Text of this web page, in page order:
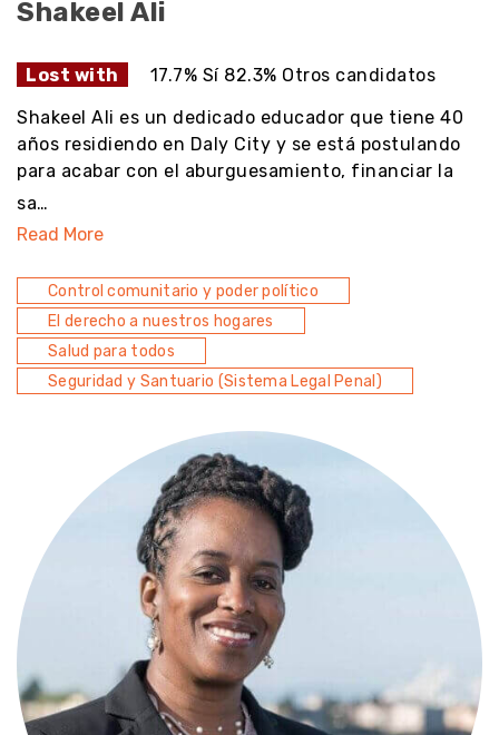
Shakeel Ali
Lost with 17.7% Sí 82.3% Otros candidatos
Shakeel Ali es un dedicado educador que tiene 40
años residiendo en Daly City y se está postulando
para acabar con el aburguesamiento, financiar la
sa…
Read More
Control comunitario y poder político
El derecho a nuestros hogares
Salud para todos
Seguridad y Santuario (Sistema Legal Penal)